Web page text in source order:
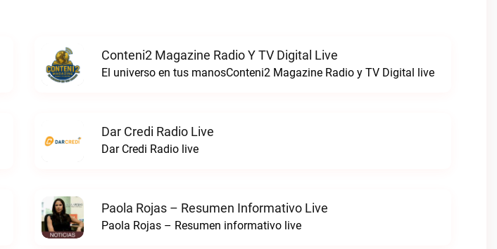
Conteni2 Magazine Radio Y TV Digital Live
El universo en tus manosConteni2 Magazine Radio y TV Digital live
Dar Credi Radio Live
Dar Credi Radio live
Paola Rojas – Resumen Informativo Live
Paola Rojas – Resumen informativo live